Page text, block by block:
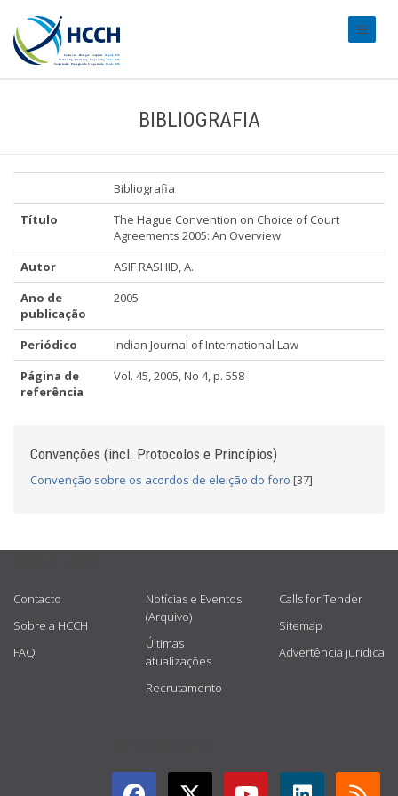
BIBLIOGRAFIA
Bibliografia
Título
The Hague Convention on Choice of Court
Agreements 2005: An Overview
Autor
ASIF RASHID, A.
Ano de
publicação
2005
Periódico
Indian Journal of International Law
Página de
referência
Vol. 45, 2005, No 4, p. 558
Convenções (incl. Protocolos e Princípios)
Convenção sobre os acordos de eleição do foro [37]
Contacto
Sobre a HCCH
FAQ
Notícias e Eventos
(Arquivo)
Últimas
atualizações
Recrutamento
Calls for Tender
Sitemap
Advertência jurídica